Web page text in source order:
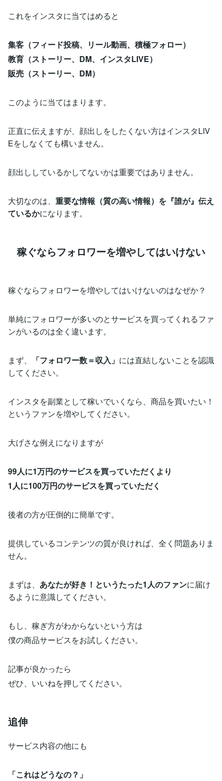
これをインスタに当てはめると
集客（フィード投稿、リール動画、積極フォロー）
教育（ストーリー、DM、インスタLIVE）
販売（ストーリー、DM）
このように当てはまります。
正直に伝えますが、顔出しをしたくない方はインスタLIV
Eをしなくても構いません。
顔出ししているかしてないかは重要ではありません。
大切なのは、 重要な情報（質の高い情報）を『誰が』伝え
ているかになります。
稼ぐならフォロワーを増やしてはいけない
稼ぐならフォロワーを増やしてはいけないのはなぜか？
単純にフォロワーが多いのとサービスを買ってくれるファ
ンがいるのは全く違います。
まず、 「フォロワー数＝収入」 には直結しないことを認識
してください。
インスタを副業として稼いでいくなら、商品を買いたい！
というファンを増やしてください。
大げさな例えになりますが
99人に1万円のサービスを買っていただくより
1人に100万円のサービスを買っていただく
後者の方が圧倒的に簡単です。
提供しているコンテンツの質が良ければ、全く問題ありま
せん。
まずは、 あなたが好き！というたった1人のファンに届け
るように意識してください。
もし、稼ぎ方がわからないという方は
僕の商品サービスをお試しください。
記事が良かったら
ぜひ、いいねを押してください。
追伸
サービス内容の他にも
「これはどうなの？」